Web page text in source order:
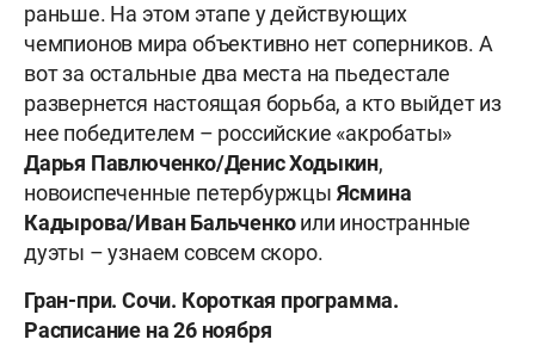
раньше. На этом этапе у действующих
чемпионов мира объективно нет соперников. А
вот за остальные два места на пьедестале
развернется настоящая борьба, а кто выйдет из
нее победителем – российские «акробаты»
Дарья Павлюченко/Денис Ходыкин,
новоиспеченные петербуржцы Ясмина
Кадырова/Иван Бальченкоили иностранные
дуэты – узнаем совсем скоро.
Гран-при. Сочи. Короткая программа.
Расписание на 26 ноября